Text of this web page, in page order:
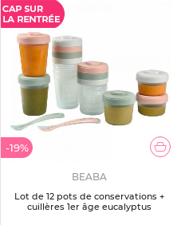
-19%
BEABA
Lot de 12 pots de conservations +
cuillères 1er âge eucalyptus